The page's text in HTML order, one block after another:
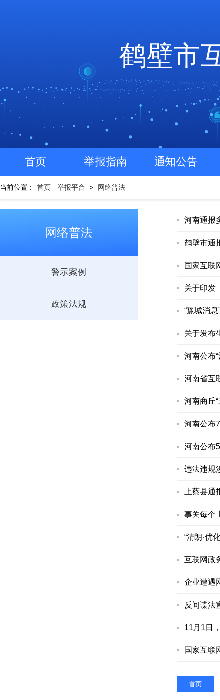
鹤壁市
首页 举报指南 通知公告
当前位置： 首页 举报平台 > 网络普法
网络普法
警示案例
政策法规
河南通报
鹤壁市通
国家互联
关于印发
“豫城消
关于发布
河南公布
河南省互
河南商丘
河南公布
河南公布
违法违规
上蔡县通
事关每个
“清朗·优
互联网政
企业遭遇
反间谍法
11月1日
国家互联
首页